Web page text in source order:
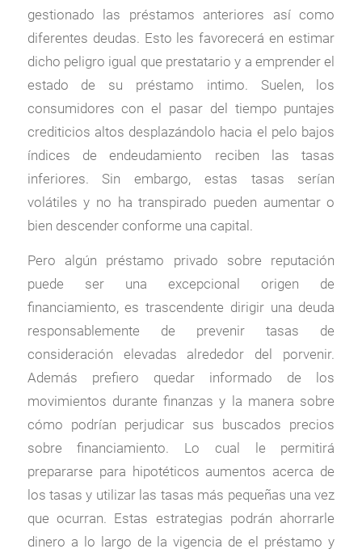
gestionado las préstamos anteriores así­ como
diferentes deudas. Esto les favorecerá en estimar
dicho peligro igual que prestatario y a emprender el
estado de su préstamo intimo. Suelen, los
consumidores con el pasar del tiempo puntajes
crediticios altos desplazándolo hacia el pelo bajos
índices de endeudamiento reciben las tasas
inferiores. Sin embargo, estas tasas serían
volátiles y no ha transpirado pueden aumentar o
bien descender conforme una capital.
Pero algún préstamo privado sobre reputación
puede ser una excepcional origen de
financiamiento, es trascendente dirigir una deuda
responsablemente de prevenir tasas de
consideración elevadas alrededor del porvenir.
Además prefiero quedar informado de los
movimientos durante finanzas y la manera sobre
cómo podrían perjudicar sus buscados precios
sobre financiamiento. Lo cual le permitirá
prepararse para hipotéticos aumentos acerca de
los tasas y utilizar las tasas más pequeñas una vez
que ocurran. Estas estrategias podrán ahorrarle
dinero a lo largo de la vigencia de el préstamo y